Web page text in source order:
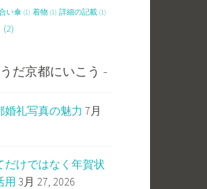
い傘 (1) 着物 (1) 詳細の記載 (1)
(2)
だ京都にいこう
婚礼写真の魅力 7月
だけではなく年賀状
用 3月 27, 2026